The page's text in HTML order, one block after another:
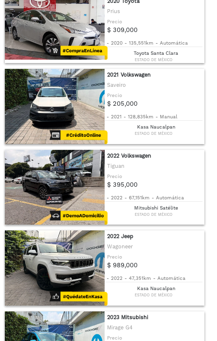
Prius
Precio
$ 309,000
- 2020 - 135,551km - Automática
Toyota Santa Clara
ESTADO DE MÉXICO
2021 Volkswagen
Saveiro
Precio
$ 205,000
- 2021 - 128,835km - Manual
Kasa Naucalpan
ESTADO DE MÉXICO
2022 Volkswagen
Tiguan
Precio
$ 395,000
- 2022 - 67,151km - Automática
Mitsubishi Satélite
ESTADO DE MÉXICO
2022 Jeep
Wagoneer
Precio
$ 989,000
- 2022 - 47,351km - Automática
Kasa Naucalpan
ESTADO DE MÉXICO
2023 Mitsubishi
Mirage G4
Precio